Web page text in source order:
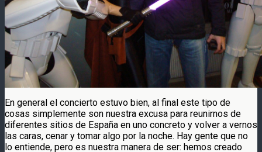
En general el concierto estuvo bien, al final este tipo de
cosas simplemente son nuestra excusa para reunirnos de
diferentes sitios de España en uno concreto y volver a vernos
las caras, cenar y tomar algo por la noche. Hay gente que no
lo entiende, pero es nuestra manera de ser: hemos creado